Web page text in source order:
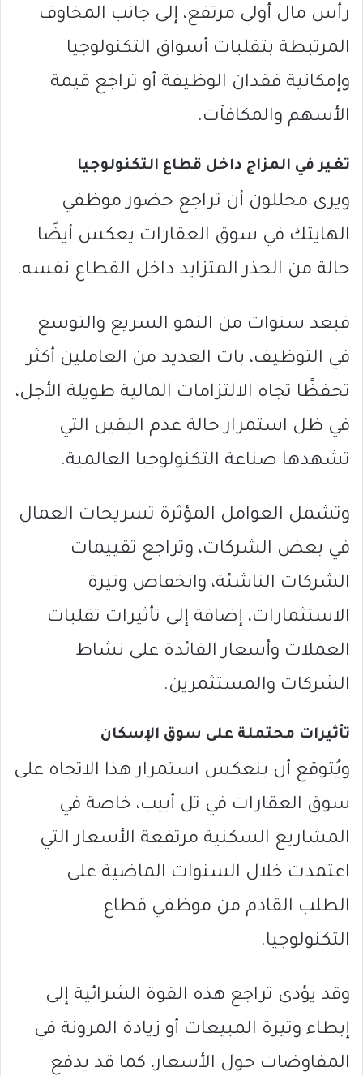
رأس مال أولي مرتفع، إلى جانب المخاوف
المرتبطة بتقلبات أسواق التكنولوجيا
وإمكانية فقدان الوظيفة أو تراجع قيمة
الأسهم والمكافآت.
تغير في المزاج داخل قطاع التكنولوجيا
ويرى محللون أن تراجع حضور موظفي
الهايتك في سوق العقارات يعكس أيضًا
حالة من الحذر المتزايد داخل القطاع نفسه.
فبعد سنوات من النمو السريع والتوسع
في التوظيف، بات العديد من العاملين أكثر
تحفظًا تجاه الالتزامات المالية طويلة الأجل،
في ظل استمرار حالة عدم اليقين التي
تشهدها صناعة التكنولوجيا العالمية.
وتشمل العوامل المؤثرة تسريحات العمال
في بعض الشركات، وتراجع تقييمات
الشركات الناشئة، وانخفاض وتيرة
الاستثمارات، إضافة إلى تأثيرات تقلبات
العملات وأسعار الفائدة على نشاط
الشركات والمستثمرين.
تأثيرات محتملة على سوق الإسكان
ويُتوقع أن ينعكس استمرار هذا الاتجاه على
سوق العقارات في تل أبيب، خاصة في
المشاريع السكنية مرتفعة الأسعار التي
اعتمدت خلال السنوات الماضية على
الطلب القادم من موظفي قطاع
التكنولوجيا.
وقد يؤدي تراجع هذه القوة الشرائية إلى
إبطاء وتيرة المبيعات أو زيادة المرونة في
المفاوضات حول الأسعار، كما قد يدفع